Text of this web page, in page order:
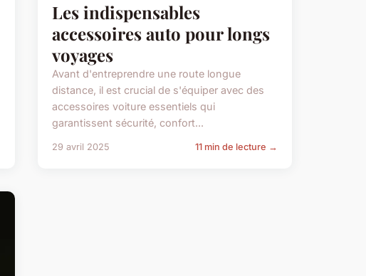
Les indispensables
accessoires auto pour longs
voyages
Avant d'entreprendre une route longue
distance, il est crucial de s'équiper avec des
accessoires voiture essentiels qui
garantissent sécurité, confort...
29 avril 2025 11 min de lecture →